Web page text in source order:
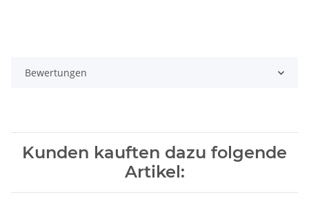
Bewertungen
Kunden kauften dazu folgende
Artikel: